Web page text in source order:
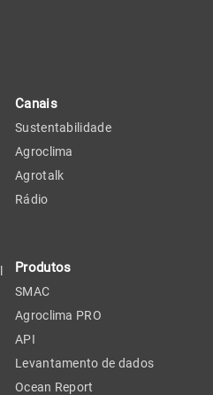
Canais
Sustentabilidade
Agroclima
Agrotalk
Rádio
Produtos
SMAC
Agroclima PRO
API
Levantamento de dados
Ocean Report